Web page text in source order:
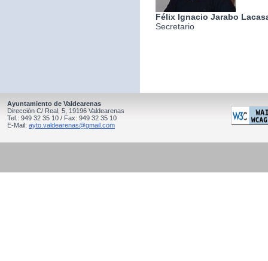
Félix Ignacio Jarabo
Secretario
Ayuntamiento de Valdearenas
Dirección C/ Real, 5, 19196 Valdearenas
Tel.: 949 32 35 10 / Fax: 949 32 35 10
E-Mail: ayto.valdearenas@gmail.com